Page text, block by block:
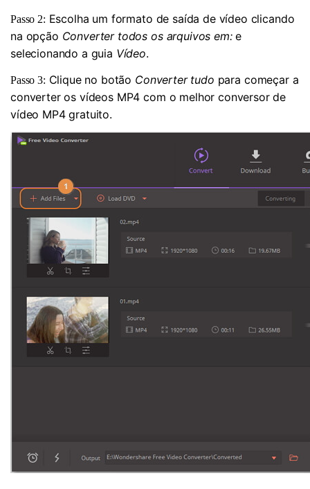
Passo 2: Escolha um formato de saída de vídeo clicando
na opção Converter todos os arquivos em:e
selecionando a guia Vídeo.
Passo 3: Clique no botão Converter tudo para começar a
converter os vídeos MP4 com o melhor conversor de
vídeo MP4 gratuito.